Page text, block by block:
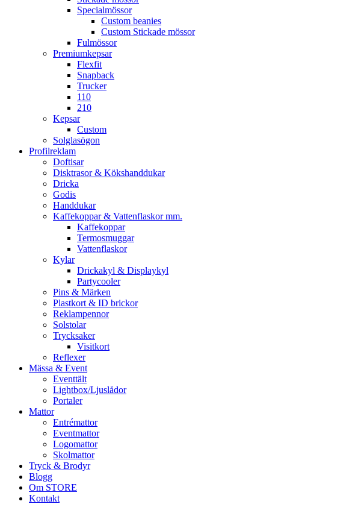
Specialmössor
Custom beanies
Custom Stickade mössor
Fulmössor
Premiumkepsar
Flexfit
Snapback
Trucker
110
210
Kepsar
Custom
Solglasögon
Profilreklam
Doftisar
Disktrasor & Kökshanddukar
Dricka
Godis
Handdukar
Kaffekoppar & Vattenflaskor mm.
Kaffekoppar
Termosmuggar
Vattenflaskor
Kylar
Drickakyl & Displaykyl
Partycooler
Pins & Märken
Plastkort & ID brickor
Reklampennor
Solstolar
Trycksaker
Visitkort
Reflexer
Mässa & Event
Eventtält
Lightbox/Ljuslådor
Portaler
Mattor
Entrémattor
Eventmattor
Logomattor
Skolmattor
Tryck & Brodyr
Blogg
Om STORE
Kontakt